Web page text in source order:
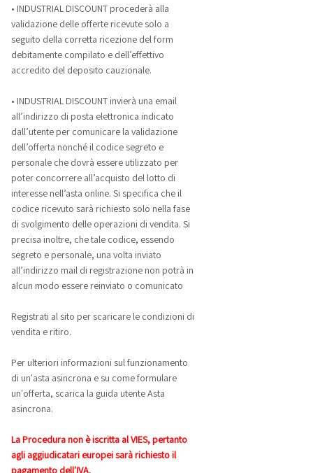
• INDUSTRIAL DISCOUNT procederà alla
validazione delle offerte ricevute solo a
seguito della corretta ricezione del form
debitamente compilato e dell’effettivo
accredito del deposito cauzionale.
• INDUSTRIAL DISCOUNT invierà una email
all’indirizzo di posta elettronica indicato
dall’utente per comunicare la validazione
dell’offerta nonché il codice segreto e
personale che dovrà essere utilizzato per
poter concorrere all’acquisto del lotto di
interesse nell’asta online. Si specifica che il
codice ricevuto sarà richiesto solo nella fase
di svolgimento delle operazioni di vendita. Si
precisa inoltre, che tale codice, essendo
segreto e personale, una volta inviato
all’indirizzo mail di registrazione non potrà in
alcun modo essere reinviato o comunicato
Registrati al sito per scaricare le condizioni di
vendita e ritiro.
Per ulteriori informazioni sul funzionamento
di un'asta asincrona e su come formulare
un'offerta, scarica la guida utente Asta
asincrona.
La Procedura non è iscritta al VIES, pertanto
agli aggiudicatari europei sarà richiesto il
pagamento dell'IVA.